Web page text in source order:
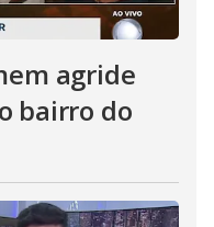
agride
bairro do